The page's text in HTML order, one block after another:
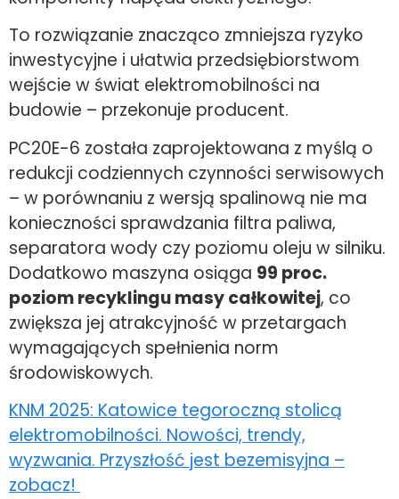
To rozwiązanie znacząco zmniejsza ryzyko
inwestycyjne i ułatwia przedsiębiorstwom
wejście w świat elektromobilności na
budowie – przekonuje producent.
PC20E-6 została zaprojektowana z myślą o
redukcji codziennych czynności serwisowych
– w porównaniu z wersją spalinową nie ma
konieczności sprawdzania filtra paliwa,
separatora wody czy poziomu oleju w silniku.
Dodatkowo maszyna osiąga 99 proc.
poziom recyklingu masy całkowitej, co
zwiększa jej atrakcyjność w przetargach
wymagających spełnienia norm
środowiskowych.
KNM 2025: Katowice tegoroczną stolicą
elektromobilności. Nowości, trendy,
wyzwania. Przyszłość jest bezemisyjna –
zobacz!